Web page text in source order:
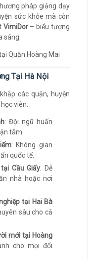
pháp giảng dạy
sức khỏe mà còn
VimiDor– biểu tượng
sáng.
Tại Hà Nội
các quận, huyện
viên:
: Đội ngũ huấn
tâm.
: Không gian
quốc tế.
Cầu Giấy: Dễ
nhà hoặc nơi
tại Hai Bà
sâu cho cả
mới tại Hoàng
cho mọi đối